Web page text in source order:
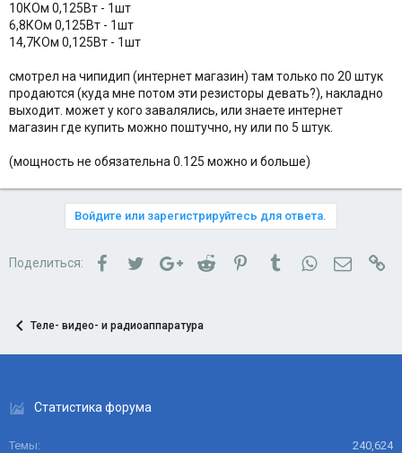
10КОм 0,125Вт - 1шт
6,8КОм 0,125Вт - 1шт
14,7КОм 0,125Вт - 1шт
смотрел на чипидип (интернет магазин) там только по 20 штук
продаются (куда мне потом эти резисторы девать?), накладно
выходит. может у кого завалялись, или знаете интернет
магазин где купить можно поштучно, ну или по 5 штук.
(мощность не обязательна 0.125 можно и больше)
Войдите или зарегистрируйтесь для ответа.
Поделиться: FacebookTwitterGoogle+Reddit PinterestTumblrWhatsApp
Теле- видео- и радиоаппаратура
Статистика форума
Темы
240,624